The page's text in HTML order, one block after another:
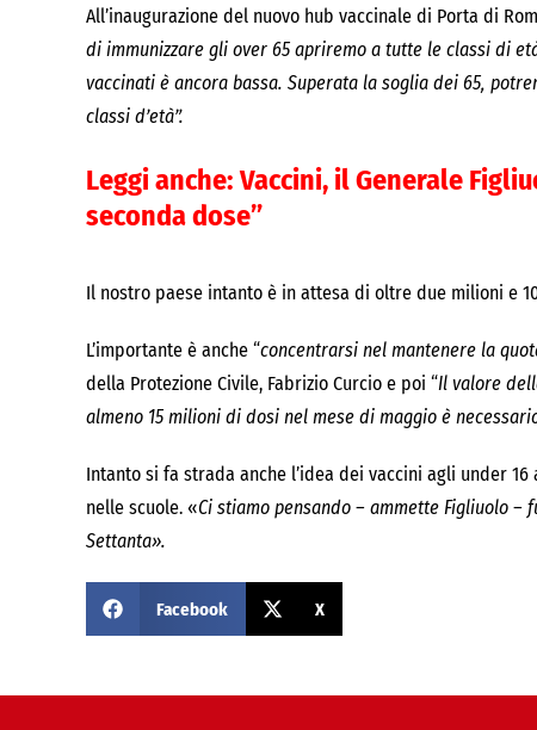
All’inaugurazione del nuovo hub vaccinale di Porta di
di immunizzare gli over 65 apriremo a tutte le classi di
vaccinati è ancora bassa. Superata la soglia dei 65,
classi d’età”.
Leggi anche:Vaccini, il Generale
seconda dose”
Il nostro paese intanto è in attesa di oltre due milioni e
L’importante è anche “concentrarsi nel mantenere la
della Protezione Civile, Fabrizio Curcio e poi “Il valore
almeno 15 milioni di dosi nel mese di maggio è
Intanto si fa strada anche l’idea dei vaccini agli under
nelle scuole. «Ci stiamo pensando – ammette Figliuolo –
Settanta».
Facebook X